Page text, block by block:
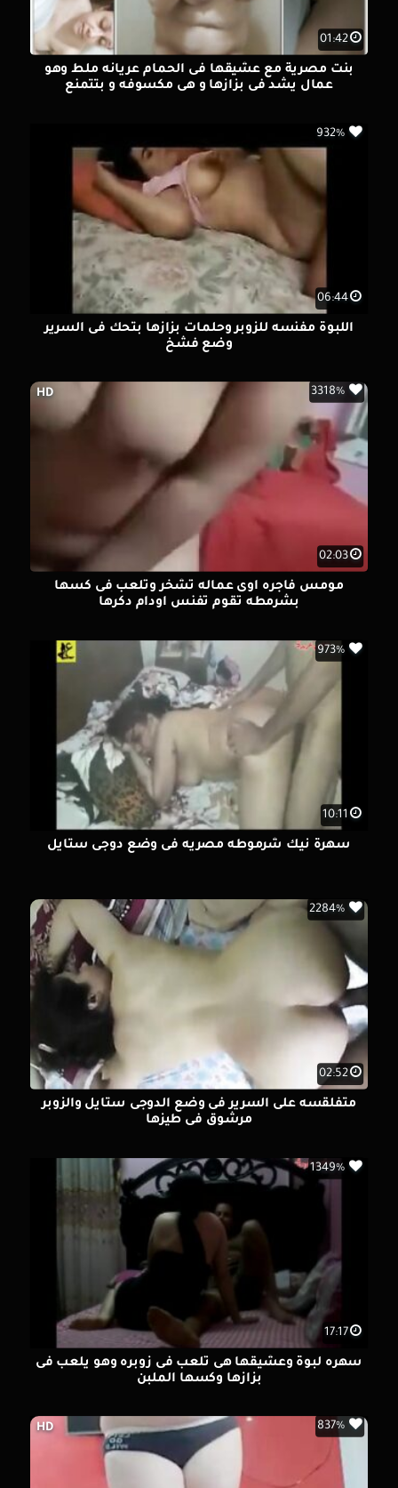
01:42
بنت مصرية مع عشيقها فى الحمام عريانه ملط وهو
عمال يشد فى بزازها و هى مكسوفه و بتتمنع
06:44
932%
اللبوة مفنسه للزوبر وحلمات بزازها بتحك فى السرير
وضع فشخ
02:03
HD 3318%
مومس فاجره اوى عماله تشخر وتلعب فى كسها
بشرمطه تقوم تفنس اودام دكرها
10:11
973%
سهرة نيك شرموطه مصريه فى وضع دوجى ستايل
02:52
2284%
متفلقسه على السرير فى وضع الدوجى ستايل والزوبر
مرشوق فى طيزها
17:17
1349%
سهره لبوة وعشيقها هى تلعب فى زوبره وهو يلعب فى
بزازها وكسها الملبن
HD 837%